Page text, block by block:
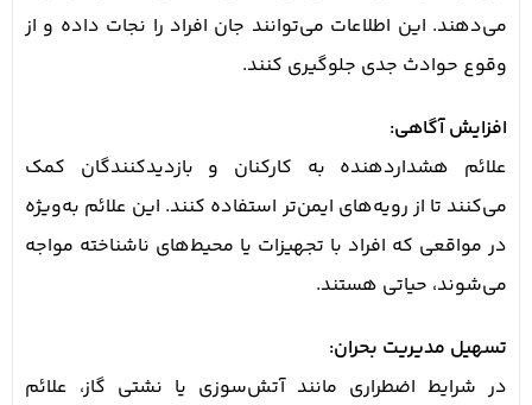
می‌دهند. این اطلاعات می‌توانند جان افراد را نجات داده و از
وقوع حوادث جدی جلوگیری کنند.
افزایش آگاهی:
علائم هشداردهنده به کارکنان و بازدیدکنندگان کمک
می‌کنند تا از رویه‌های ایمن‌تر استفاده کنند. این علائم به‌ویژه
در مواقعی که افراد با تجهیزات یا محیط‌های ناشناخته مواجه
می‌شوند، حیاتی هستند.
تسهیل مدیریت بحران:
در شرایط اضطراری مانند آتش‌سوزی یا نشتی گاز، علائم